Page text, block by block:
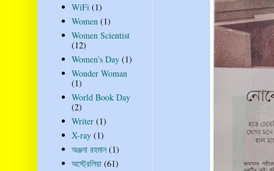
WiFi (1)
Women (1)
Women Scientist
(12)
Women's Day (1)
Wonder Woman
(1)
World Book Day
(2)
Writer (1)
X-ray (1)
অঞ্জনা রহমান (1)
অস্ট্রেলিয়া (61)